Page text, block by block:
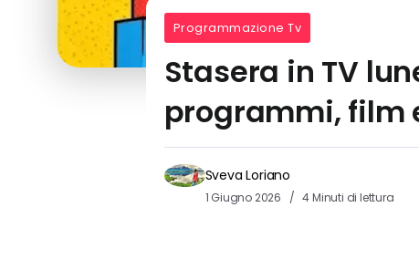
Programmazione Tv
Stasera in TV
programmi, film
Sveva Loriano
1 Giugno 2026 4 Minuti di lettura